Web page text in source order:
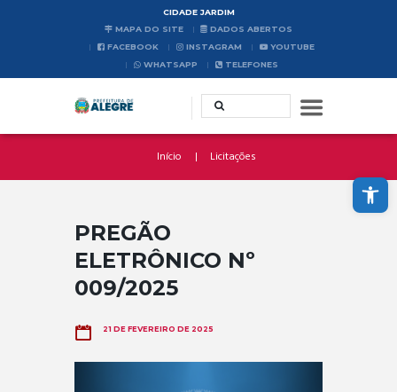
Abrir a barra de ferramentas
CIDADE JARDIM
MAPA DO SITE
DADOS ABERTOS
FACEBOOK
INSTAGRAM
YOUTUBE
WHATSAPP
TELEFONES
Início Licitações
PREGÃO
ELETRÔNICO Nº
009/2025
21 DE FEVEREIRO DE 2025